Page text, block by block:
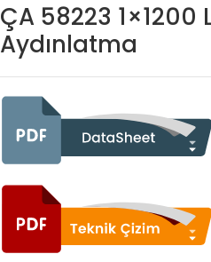
ÇA 58223 1×1200
Aydınlatma